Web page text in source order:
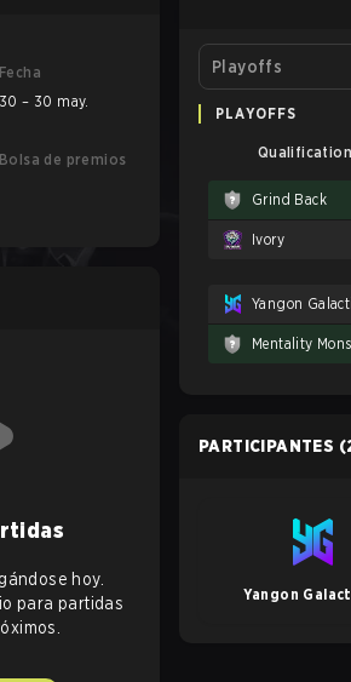
Fecha
30 – 30 may.
Bolsa de premios
hoy.
para partidas
Playoffs
PLAYOFFS
Qualification
Grind Back
Ivory
PARTICIPANTES
Yangon